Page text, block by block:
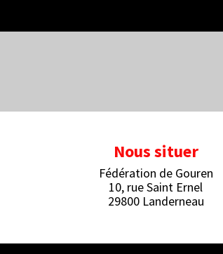
Nous situer
Fédération de Gouren
10, rue Saint Ernel
29800 Landerneau